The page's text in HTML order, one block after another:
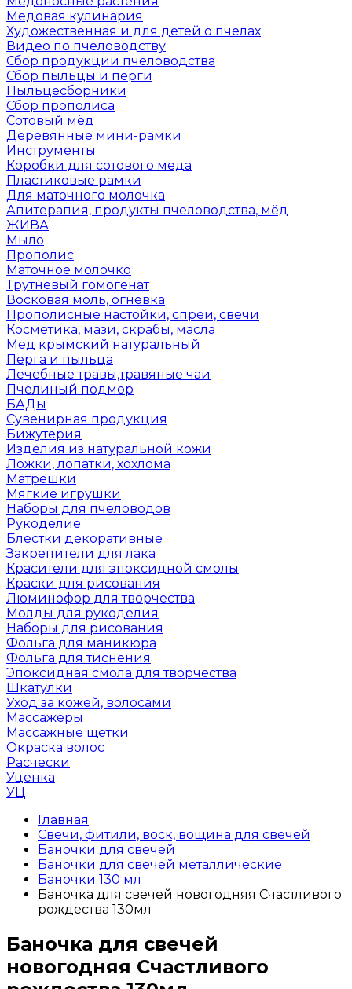
Медовая кулинария
Художественная и для детей о пчелах
Видео по пчеловодству
Сбор продукции пчеловодства
Сбор пыльцы и перги
Пыльцесборники
Сбор прополиса
Сотовый мёд
Деревянные мини-рамки
Инструменты
Коробки для сотового меда
Пластиковые рамки
Для маточного молочка
Апитерапия, продукты пчеловодства, мёд
ЖИВА
Мыло
Прополис
Маточное молочко
Трутневый гомогенат
Восковая моль, огнёвка
Прополисные настойки, спреи, свечи
Косметика, мази, скрабы, масла
Мед крымский натуральный
Перга и пыльца
Лечебные травы,травяные чаи
Пчелиный подмор
БАДы
Сувенирная продукция
Бижутерия
Изделия из натуральной кожи
Ложки, лопатки, хохлома
Матрёшки
Мягкие игрушки
Наборы для пчеловодов
Рукоделие
Блестки декоративные
Закрепители для лака
Красители для эпоксидной смолы
Краски для рисования
Люминофор для творчества
Молды для рукоделия
Наборы для рисования
Фольга для маникюра
Фольга для тиснения
Эпоксидная смола для творчества
Шкатулки
Уход за кожей, волосами
Массажеры
Массажные щетки
Окраска волос
Расчески
Уценка
УЦ
Главная
Свечи, фитили, воск, вощина для свечей
Баночки для свечей
Баночки для свечей металлические
Баночки 130 мл
Баночка для свечей новогодняя Счастливого
рождества 130мл
Баночка для свечей
новогодняя Счастливого